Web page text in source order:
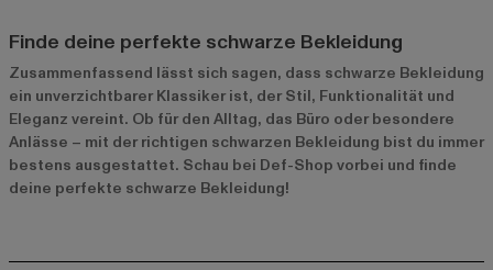
Finde deine perfekte schwarze Bekleidung
Zusammenfassend lässt sich sagen, dass schwarze Bekleidung
ein unverzichtbarer Klassiker ist, der Stil, Funktionalität und
Eleganz vereint. Ob für den Alltag, das Büro oder besondere
Anlässe – mit der richtigen schwarzen Bekleidung bist du immer
bestens ausgestattet. Schau bei Def-Shop vorbei und finde
deine perfekte schwarze Bekleidung!